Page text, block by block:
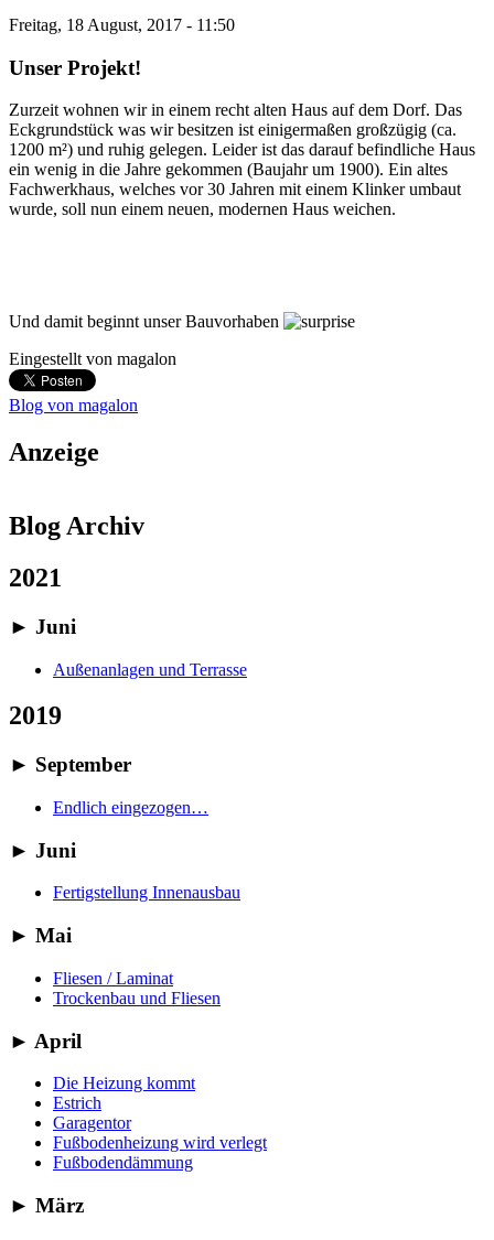
Freitag, 18 August, 2017 - 11:50
Unser Projekt!
Zurzeit wohnen wir in einem recht alten Haus auf dem Dorf. Das
Eckgrundstück was wir besitzen ist einigermaßen großzügig (ca.
1200 m²) und ruhig gelegen. Leider ist das darauf befindliche Haus
ein wenig in die Jahre gekommen (Baujahr um 1900). Ein altes
Fachwerkhaus, welches vor 30 Jahren mit einem Klinker umbaut
wurde, soll nun einem neuen, modernen Haus weichen.
Und damit beginnt unser Bauvorhaben
Eingestellt von magalon
Blog von magalon
Anzeige
Blog Archiv
2021
► Juni
Außenanlagen und Terrasse
2019
► September
Endlich eingezogen…
► Juni
Fertigstellung Innenausbau
► Mai
Fliesen / Laminat
Trockenbau und Fliesen
► April
Die Heizung kommt
Estrich
Garagentor
Fußbodenheizung wird verlegt
Fußbodendämmung
► März